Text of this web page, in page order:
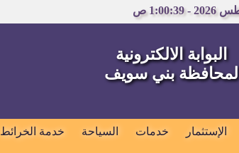
البوابة الالكترونية
لمحافظة بني سويف
الإستثمار خدمات السياحة خدمة الخرائط